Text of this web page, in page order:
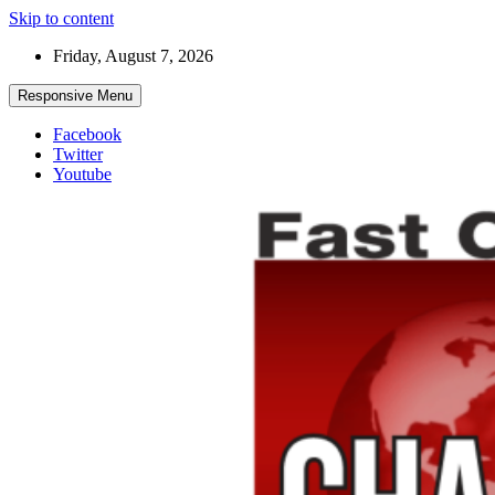
Skip to content
Friday, August 7, 2026
Responsive Menu
Facebook
Twitter
Youtube